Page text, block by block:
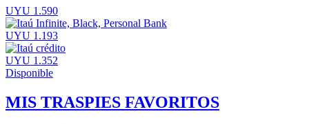
UYU 1.590
UYU 1.193
UYU 1.352
Disponible
MIS TRASPIES FAVORITOS